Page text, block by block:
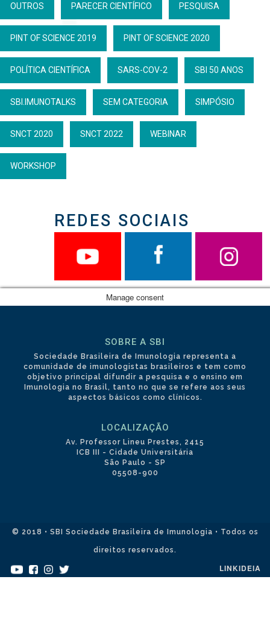
OUTROS PARECER CIENTÍFICO PESQUISA
PINT OF SCIENCE 2019 PINT OF SCIENCE 2020
POLÍTICA CIENTÍFICA SARS-COV-2 SBI 50 ANOS
SBI.IMUNOTALKS SEM CATEGORIA SIMPÓSIO
SNCT 2020 SNCT 2022 WEBINAR
WORKSHOP
REDES SOCIAIS
SOBRE A SBI
Sociedade Brasileira de Imunologia representa a
comunidade de imunologistas brasileiros e tem como
objetivo principal difundir a pesquisa e o ensino em
Imunologia no Brasil, tanto no que se refere aos seus
aspectos básicos como clínicos.
LOCALIZAÇÃO
Av. Professor Lineu Prestes, 2415
ICB III - Cidade Universitária
São Paulo - SP
05508-900
© 2018 • SBI Sociedade Brasileira de Imunologia • Todos os
direitos reservados.
LINKIDEIA
Manage consent